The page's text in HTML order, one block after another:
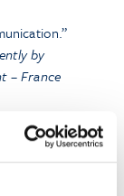
.”
by
– France
cases”
by